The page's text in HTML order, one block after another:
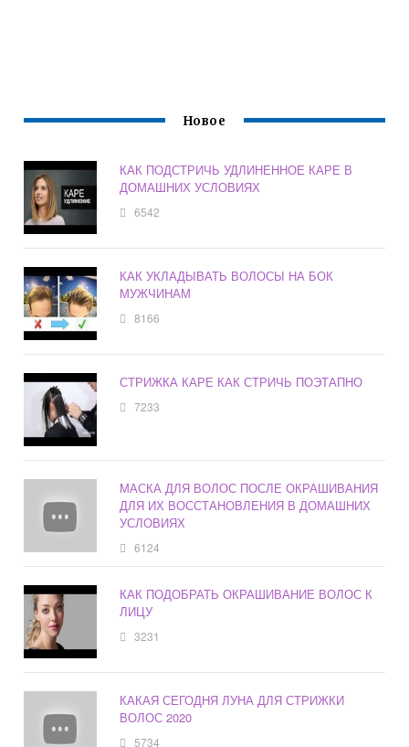
Новое
КАК ПОДСТРИЧЬ УДЛИНЕННОЕ КАРЕ В
ДОМАШНИХ УСЛОВИЯХ
6542
КАК УКЛАДЫВАТЬ ВОЛОСЫ НА БОК
МУЖЧИНАМ
8166
СТРИЖКА КАРЕ КАК СТРИЧЬ ПОЭТАПНО
7233
МАСКА ДЛЯ ВОЛОС ПОСЛЕ ОКРАШИВАНИЯ
ДЛЯ ИХ ВОССТАНОВЛЕНИЯ В ДОМАШНИХ
УСЛОВИЯХ
6124
КАК ПОДОБРАТЬ ОКРАШИВАНИЕ ВОЛОС К
ЛИЦУ
3231
КАКАЯ СЕГОДНЯ ЛУНА ДЛЯ СТРИЖКИ
ВОЛОС 2020
5734